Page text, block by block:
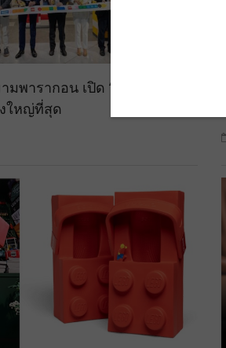
พารากอน เปิด “LEGO®
ใหญ่ที่สุด